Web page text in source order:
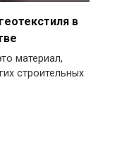
в
материал,
строительных